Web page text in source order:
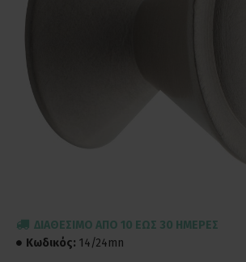
ΔΙΑΘΈΣΙΜΟ ΑΠΌ 10 ΈΩΣ 30 ΗΜΈΡΕΣ
Κωδικός: 14/24mn